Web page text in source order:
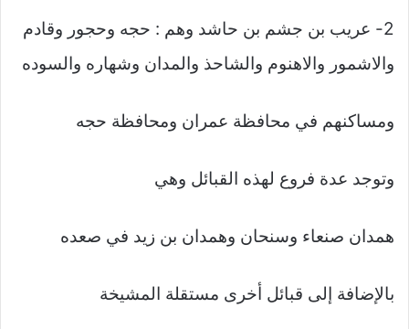
2- عريب بن جشم بن حاشد وهم : حجه وحجور وقادم
والاشمور والاهنوم والشاحذ والمدان وشهاره والسوده
ومساكنهم في محافظة عمران ومحافظة حجه
وتوجد عدة فروع لهذه القبائل وهي
همدان صنعاء وسنحان وهمدان بن زيد في صعده
بالإضافة إلى قبائل أخرى مستقلة المشيخة